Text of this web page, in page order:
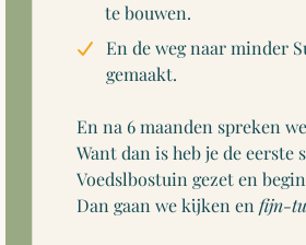
te bouwen.
En de weg naar minder
gemaakt.
En na 6 maanden spreken
Want dan is heb je de eerste
Voedslbostuin gezet en
Dan gaan we kijken en fijn-